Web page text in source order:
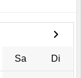
Sa Di